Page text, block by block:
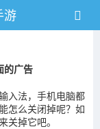
游
的广告
入法，手机电脑都
怎么关闭掉呢？如
关掉它吧。